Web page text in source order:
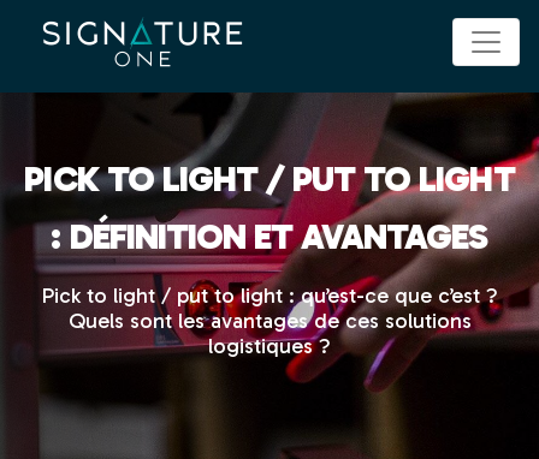
PICK TO LIGHT / PUT TO LIGHT
: DÉFINITION ET AVANTAGES
Pick to light / put to light : qu’est-ce que c’est ?
Quels sont les avantages de ces solutions
logistiques ?
Panneau de gestion des cookies